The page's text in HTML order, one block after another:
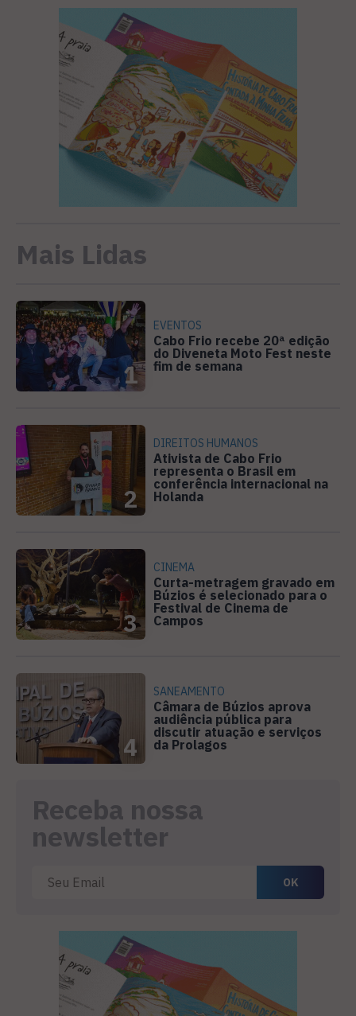
Mais Lidas
1
EVENTOS
Cabo Frio recebe 20ª edição
do Diveneta Moto Fest neste
fim de semana
2
DIREITOS HUMANOS
Ativista de Cabo Frio
representa o Brasil em
conferência internacional na
Holanda
3
CINEMA
Curta-metragem gravado em
Búzios é selecionado para o
Festival de Cinema de
Campos
4
SANEAMENTO
Câmara de Búzios aprova
audiência pública para
discutir atuação e serviços
da Prolagos
Receba nossa
newsletter